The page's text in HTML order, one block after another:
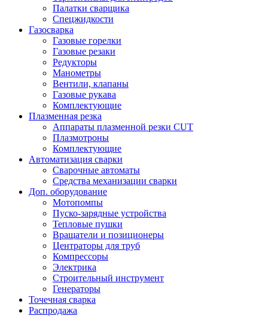
Палатки сварщика
Спецжидкости
Газосварка
Газовые горелки
Газовые резаки
Редукторы
Манометры
Вентили, клапаны
Газовые рукава
Комплектующие
Плазменная резка
Аппараты плазменной резки CUT
Плазмотроны
Комплектующие
Автоматизация сварки
Сварочные автоматы
Средства механизации сварки
Доп. оборудование
Мотопомпы
Пуско-зарядные устройства
Тепловые пушки
Вращатели и позиционеры
Центраторы для труб
Компрессоры
Электрика
Строительный инструмент
Генераторы
Точечная сварка
Распродажа